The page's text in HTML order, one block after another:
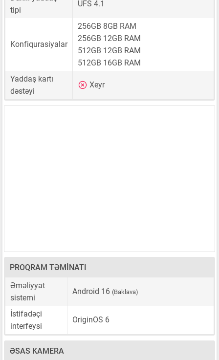
tipi
UFS 4.1
Konfiqurasiyalar
256GB 8GB RAM
256GB 12GB RAM
512GB 12GB RAM
512GB 16GB RAM
Yaddaş kartı
dəstəyi
Xeyr
PROQRAM TƏMINATI
Əməliyyat
sistemi
Android 16 (Baklava)
İstifadəçi
interfeysi
OriginOS 6
ƏSAS KAMERA